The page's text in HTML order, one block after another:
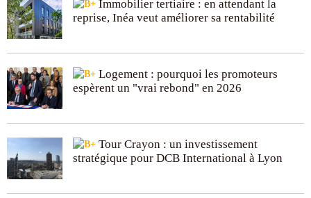
Immobilier tertiaire : en attendant la
reprise, Inéa veut améliorer sa rentabilité
Logement : pourquoi les promoteurs
espèrent un "vrai rebond" en 2026
Tour Crayon : un investissement
stratégique pour DCB International à Lyon